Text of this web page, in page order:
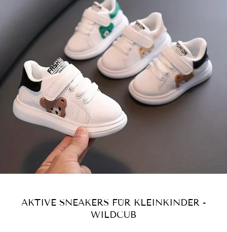
AKTIVE SNEAKERS FÜR KLEINKINDER -
WILDCUB